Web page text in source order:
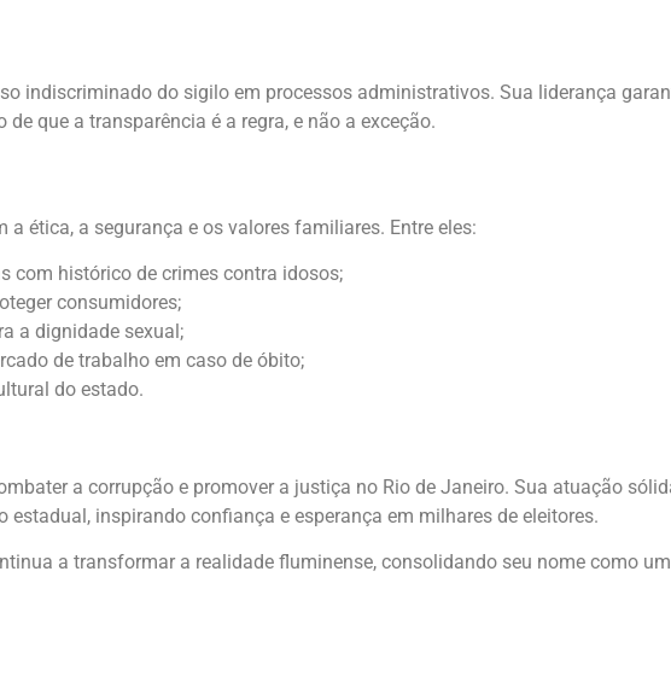
indiscriminado do sigilo em processos administrativos. Sua liderança
que a transparência é a regra, e não a exceção.
ética, a segurança e os valores familiares. Entre eles:
com histórico de crimes contra idosos;
consumidores;
a dignidade sexual;
de trabalho em caso de óbito;
do estado.
a corrupção e promover a justiça no Rio de Janeiro. Sua atuação
inspirando confiança e esperança em milhares de eleitores.
a transformar a realidade fluminense, consolidando seu nome como